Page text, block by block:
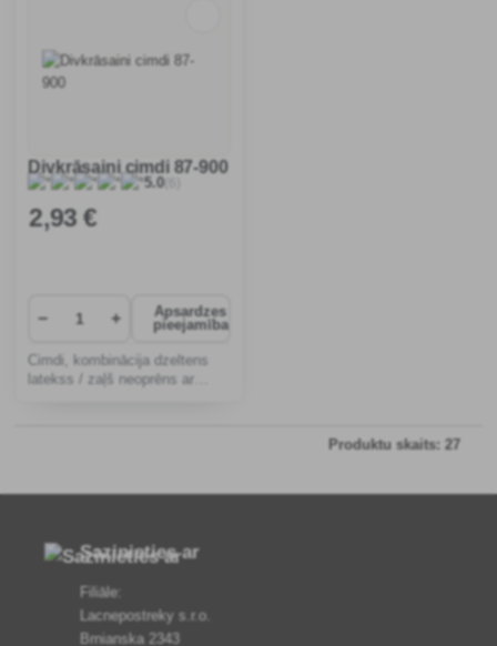
Divkrāsaini cimdi 87-900
5.0(6)
2,93 €
− +
Apsardzes
pieejamība
Cimdi, kombinācija dzeltens
latekss / zaļš neoprēns ar
Produktu skaits: 27
Sazinieties ar
Filiāle:
Lacnepostreky s.r.o.
Brnianska 2343